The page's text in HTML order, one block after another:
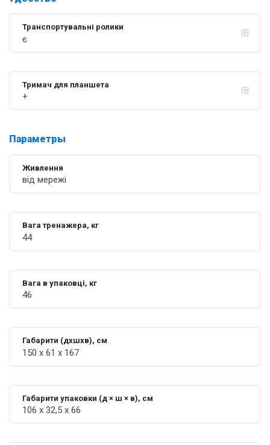
Транспортувальні ролики
є
Тримач для планшета
+
Параметры
Живлення
від мережі
Вага тренажера, кг
44
Вага в упаковці, кг
46
Габарити (дхшхв), см
150 х 61 х 167
Габарити упаковки (д × ш × в), см
106 х 32,5 х 66